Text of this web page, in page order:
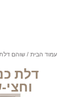
עמוד הבית / שוהם
דלת
וחצי-